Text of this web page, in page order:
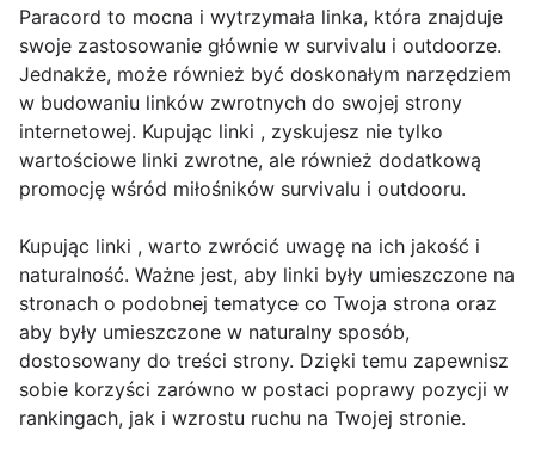
Paracord to mocna i wytrzymała linka, która znajduje
swoje zastosowanie głównie w survivalu i outdoorze.
Jednakże, może również być doskonałym narzędziem
w budowaniu linków zwrotnych do swojej strony
internetowej. Kupując linki , zyskujesz nie tylko
wartościowe linki zwrotne, ale również dodatkową
promocję wśród miłośników survivalu i outdooru.
Kupując linki , warto zwrócić uwagę na ich jakość i
naturalność. Ważne jest, aby linki były umieszczone na
stronach o podobnej tematyce co Twoja strona oraz
aby były umieszczone w naturalny sposób,
dostosowany do treści strony. Dzięki temu zapewnisz
sobie korzyści zarówno w postaci poprawy pozycji w
rankingach, jak i wzrostu ruchu na Twojej stronie.